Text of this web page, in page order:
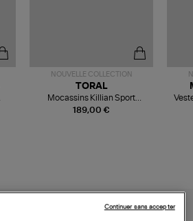
NOUVELLE COLLECTION
189,00 €
TORAL
Mocassins Killian Sport
Mousse
Continuer sans accepter